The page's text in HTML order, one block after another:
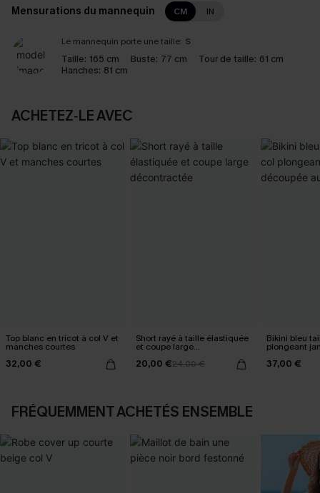
Mensurations du mannequin CM IN
Le mannequin porte une taille: S
Taille: 165 cm Buste: 77 cm Tour de taille: 61 cm
Hanches: 81 cm
ACHETEZ‑LE AVEC
Top blanc en tricot à col V et
manches courtes
32,00 €
Short rayé à taille élastiquée
et coupe large
décontractée
20,00 €24,00 €
Bikini bleu
plongeant
au milieu
37,00 €
FRÉQUEMMENT ACHETÉS ENSEMBLE